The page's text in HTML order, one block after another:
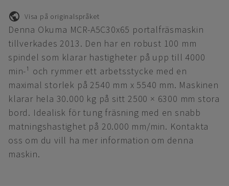
Visa på originalspråket
Denna Okuma MCR-A5C30x65 portalfräsmaskin
tillverkades 2013. Den har en robust 100 mm
spindel som klarar hastigheter på upp till 4000
min-¹ och rymmer ett arbetsstycke med en
maximal storlek på 2540 mm x 5540 mm. Maskinen
klarar hela 30.000 kg på sitt 2500 × 6300 mm stora
bord. Idealisk för tung fräsning med en snabb
matningshastighet på 20.000 mm/min. Kontakta
oss om du vill ha mer information om denna
maskin.